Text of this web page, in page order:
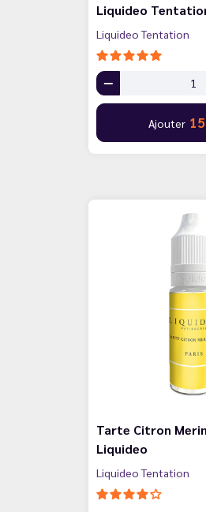
Liquideo
Liquideo Tentation
Ajouter
Tarte Citron
Liquideo
Liquideo Tentation